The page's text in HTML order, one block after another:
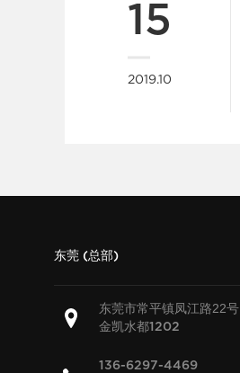
15
2019.10
东莞 (总部)
东莞市常平镇凤江路22号
金凯水都1202
136-6297-4469